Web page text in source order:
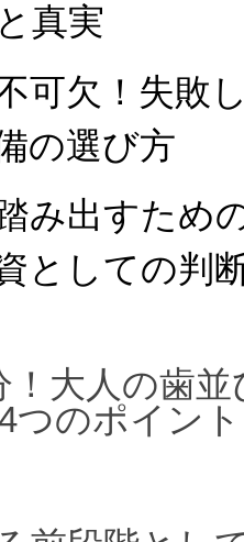
真実
可欠！失敗
の選び方
み出すため
としての判
！大人の歯
つのポイント